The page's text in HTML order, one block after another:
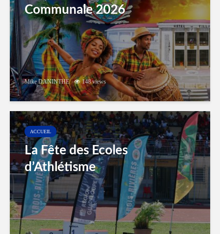
Communale 2026
Mike DANINTHE 148 views
ACCUEIL
La Fête des Ecoles
d’Athlétisme